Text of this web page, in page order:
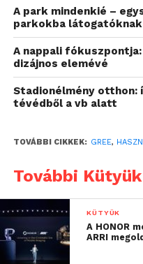
fűtési
előtt
ugyanis, ha
adott
jut
vannak
eséllyel
sokára
A park mindenkié –
parkokba látogatóknak
A nappali
dizájnos elemévé
Stadionélmény otthon:
tévédből a vb alatt
TOVÁBBI CIKKEK: GREE,
További Kütyük
KÜTYÜK
A HONOR
ARRI